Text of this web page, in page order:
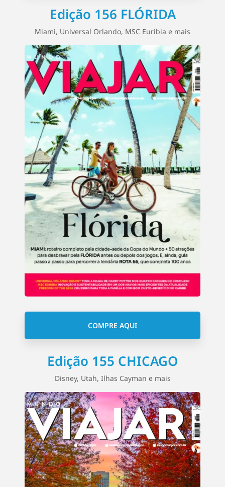
Edição 156 FLÓRIDA
Miami, Universal Orlando, MSC Euribia e mais
COMPRE AQUI
Edição 155 CHICAGO
Disney, Utah, Ilhas Cayman e mais